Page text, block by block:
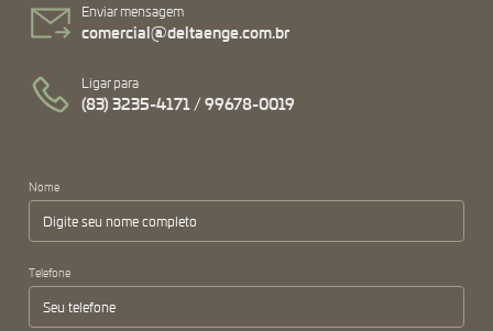
Enviar mensagem
comercial@deltaenge.com.br
Ligar para
(83) 3235-4171 / 99678-0019
Nome
Telefone